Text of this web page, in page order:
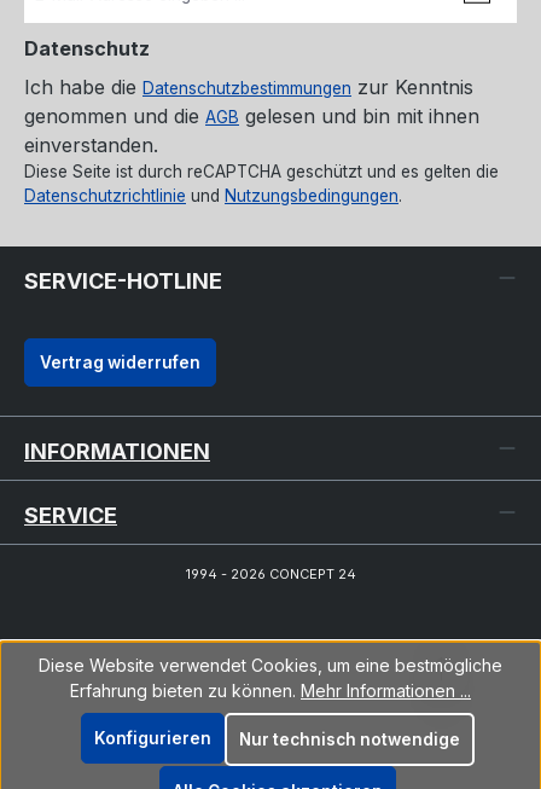
Datenschutz
Ich habe die Datenschutzbestimmungen zur Kenntnis
genommen und die AGB gelesen und bin mit ihnen
einverstanden.
Diese Seite ist durch reCAPTCHA geschützt und es gelten die
Datenschutzrichtlinie und Nutzungsbedingungen.
SERVICE-HOTLINE
Vertrag widerrufen
INFORMATIONEN
SERVICE
1994 - 2026 CONCEPT 24
Diese Website verwendet Cookies, um eine bestmögliche
Erfahrung bieten zu können. Mehr Informationen ...
Nur technisch notwendige
Konfigurieren